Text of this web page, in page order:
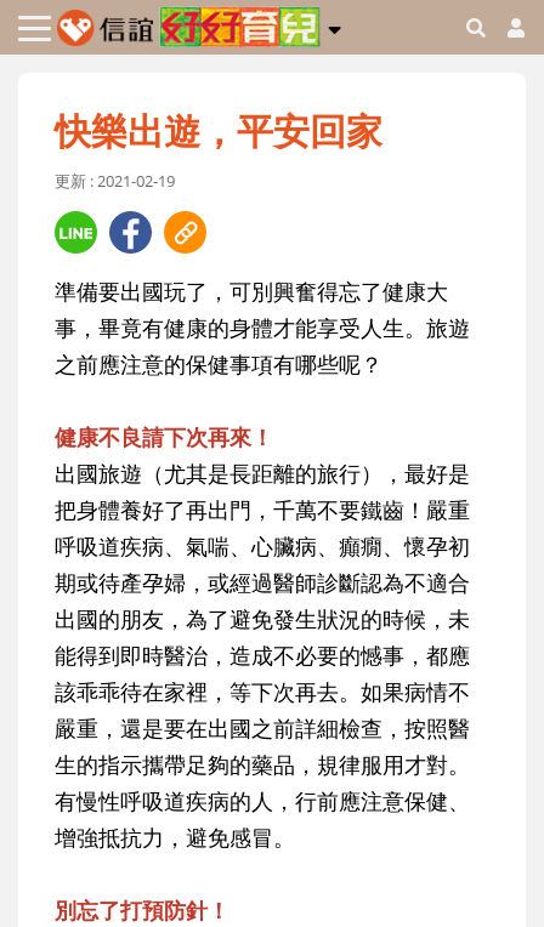
快樂出遊，平安回家
更新 : 2021-02-19
準備要出國玩了，可別興奮得忘了健康大
事，畢竟有健康的身體才能享受人生。旅遊
之前應注意的保健事項有哪些呢？
健康不良請下次再來！
出國旅遊（尤其是長距離的旅行），最好是
把身體養好了再出門，千萬不要鐵齒！嚴重
呼吸道疾病、氣喘、心臟病、癲癇、懷孕初
期或待產孕婦，或經過醫師診斷認為不適合
出國的朋友，為了避免發生狀況的時候，未
能得到即時醫治，造成不必要的憾事，都應
該乖乖待在家裡，等下次再去。如果病情不
嚴重，還是要在出國之前詳細檢查，按照醫
生的指示攜帶足夠的藥品，規律服用才對。
有慢性呼吸道疾病的人，行前應注意保健、
增強抵抗力，避免感冒。
別忘了打預防針！